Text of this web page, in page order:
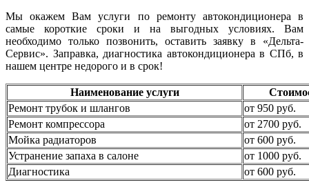
Мы окажем Вам услуги по ремонту автокондиционера в
самые короткие сроки и на выгодных условиях. Вам
необходимо только позвонить, оставить заявку в «Дельта-
Сервис». Заправка, диагностика автокондиционера в СПб, в
нашем центре недорого и в срок!
Наименование услуги
Ремонт трубок и шлангов
от 950 руб.
Ремонт компрессора
от 2700 руб.
Мойка радиаторов
от 600 руб.
Устранение запаха в салоне
от 1000 руб.
Диагностика
от 600 руб.